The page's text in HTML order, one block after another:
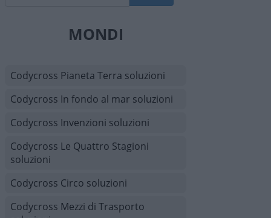
MONDI
Codycross Pianeta Terra soluzioni
Codycross In fondo al mar soluzioni
Codycross Invenzioni soluzioni
Codycross Le Quattro Stagioni
soluzioni
Codycross Circo soluzioni
Codycross Mezzi di Trasporto